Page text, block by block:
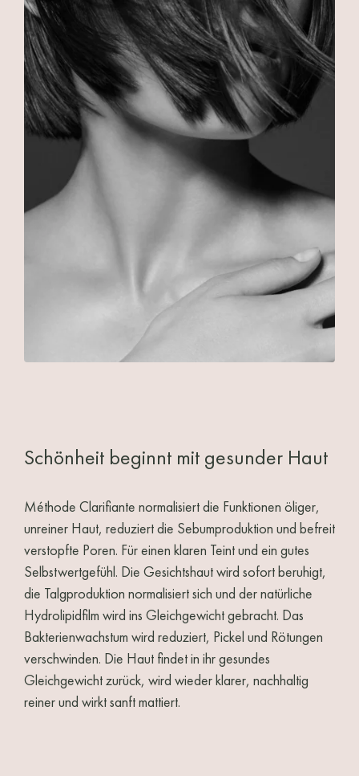
Schönheit beginnt mit gesunder Haut
Méthode Clarifiante normalisiert die Funktionen öliger,
unreiner Haut, reduziert die Sebumproduktion und befreit
verstopfte Poren. Für einen klaren Teint und ein gutes
Selbstwertgefühl. Die Gesichtshaut wird sofort beruhigt,
die Talgproduktion normalisiert sich und der natürliche
Hydrolipidfilm wird ins Gleichgewicht gebracht. Das
Bakterienwachstum wird reduziert, Pickel und Rötungen
verschwinden. Die Haut findet in ihr gesundes
Gleichgewicht zurück, wird wieder klarer, nachhaltig
reiner und wirkt sanft mattiert.